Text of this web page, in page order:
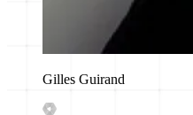
Gilles Guirand